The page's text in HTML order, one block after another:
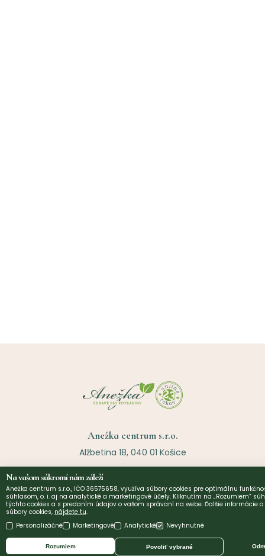
Anežka centrum s.r.o.
Alžbetina 18, 040 01 Košice
Otváracie hodiny:
Po~Pia: 8:00 - 16:30
objednavky@anezka.sk
0905 124 186
055 625 0411
Na vašom súkromí nám záleží
Anežka centrum s.r.o., IČO 36575658, využíva súbory cookies pre optimálnu
súhlasom, o. i. aj na analytické a marketingové účely. Kliknutím na „Rozumiem“
týchto cookies a s predaním údajov o vašom správaní na webe. Ďalšie informácie
súbory cookies, nájdete tu.
Personalizáčné
Marketingové Analytické Nevyhnutné
Rozumiem Povoliť vybrané